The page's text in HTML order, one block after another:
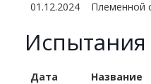
01.12.2024
Племенной
Испытания
Дата
Название